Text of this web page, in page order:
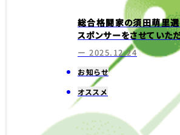
総合格闘家の須田萌里
スポンサーをさせていただ
ー 2025.12.24
お知らせ
オススメ